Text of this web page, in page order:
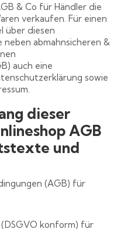
& Co für Händler die
verkaufen. Für einen
über diesen
neben abmahnsicheren &
auch eine
sowie
dieser
AGB
und
(AGB) für
konform) für